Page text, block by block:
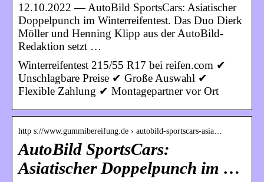
12.10.2022 — AutoBild SportsCars: Asiatischer
Doppelpunch im Winterreifentest. Das Duo Dierk
Möller und Henning Klipp aus der AutoBild-
Redaktion setzt …
Winterreifentest 215/55 R17 bei reifen.com ✔
Unschlagbare Preise ✔ Große Auswahl ✔
Flexible Zahlung ✔ Montagepartner vor Ort
http s://www.gummibereifung.de › autobild-sportscars-asia…
AutoBild SportsCars:
Asiatischer Doppelpunch im …